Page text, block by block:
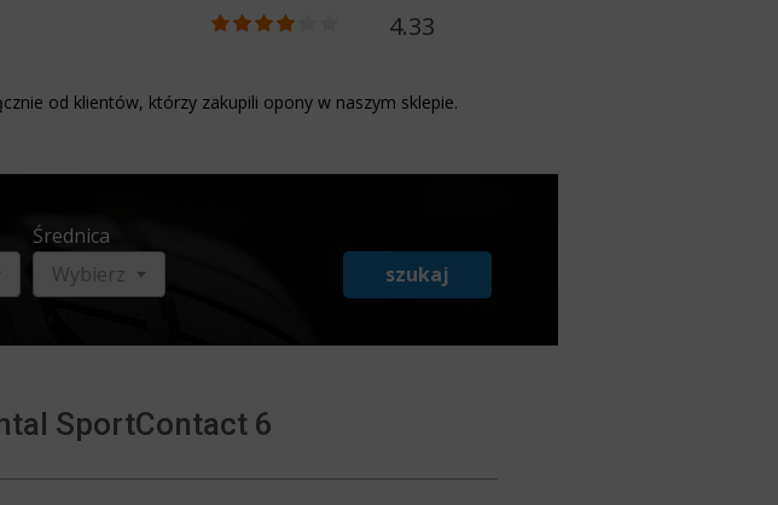
4.33
od klientów, którzy zakupili opony w naszym sklepie.
Średnica
Wybierz
szukaj
SportContact 6